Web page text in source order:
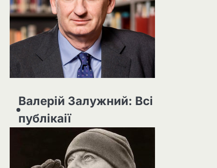
Валерій Залужний: Всі
публікаії